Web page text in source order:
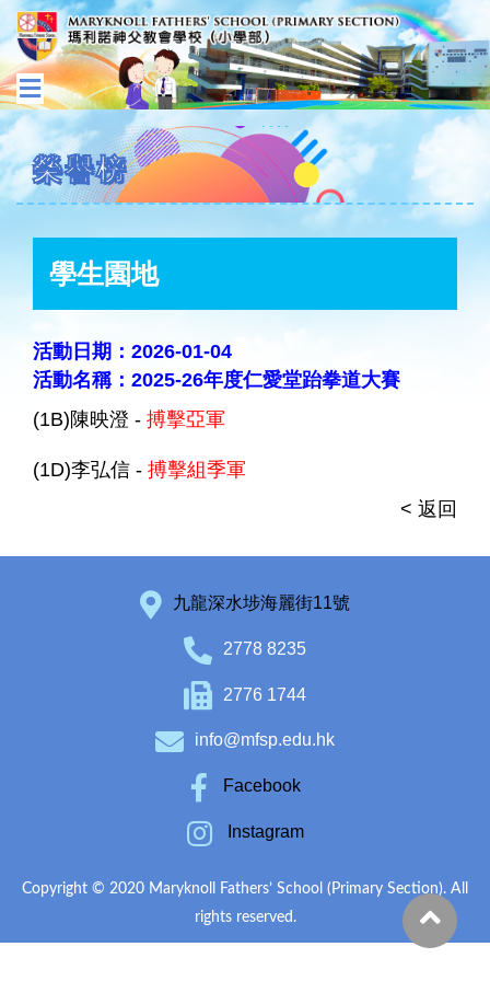
榮譽榜
學生園地
活動日期：2026-01-04
活動名稱：2025-26年度仁愛堂跆拳道大賽
(1B)陳映澄 - 搏擊亞軍
(1D)李弘信 - 搏擊組季軍
< 返回
九龍深水埗海麗街11號
2778 8235
2776 1744
info@mfsp.edu.hk
Facebook
Instagram
Copyright © 2020 Maryknoll Fathers’ School (Primary Section). All
rights reserved.